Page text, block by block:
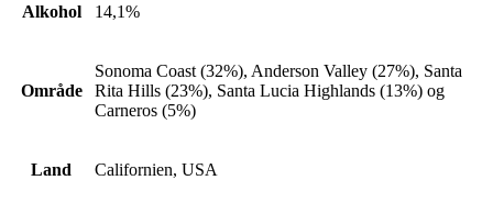
Alkohol 14,1%
Område
Sonoma Coast (32%), Anderson Valley (27%), Santa
Rita Hills (23%), Santa Lucia Highlands (13%) og
Carneros (5%)
Land Californien, USA